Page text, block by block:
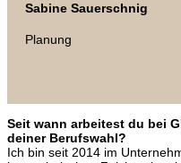
Sabine Sauerschnig
Planung
Seit wann arbeitest du bei
deiner Berufswahl?
Ich bin seit 2014 im